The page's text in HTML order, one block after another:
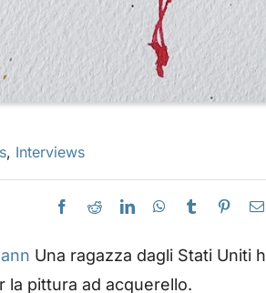
, Interviews
Una ragazza dagli Stati Uniti
la pittura ad acquerello.